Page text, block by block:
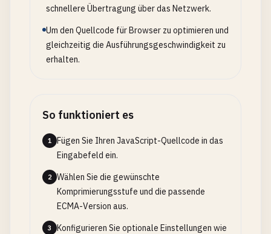
schnellere Übertragung über das Netzwerk.
Um den Quellcode für Browser zu optimieren und
gleichzeitig die Ausführungsgeschwindigkeit zu
erhalten.
So funktioniert es
1
Fügen Sie Ihren JavaScript-Quellcode in das
Eingabefeld ein.
2
Wählen Sie die gewünschte
Komprimierungsstufe und die passende
ECMA-Version aus.
3
Konfigurieren Sie optionale Einstellungen wie